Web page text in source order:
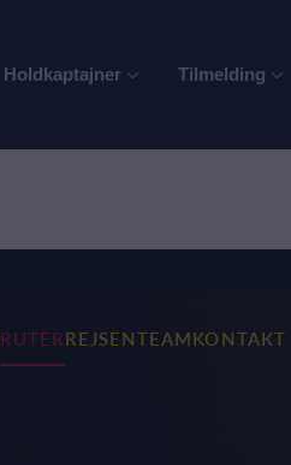
Holdkaptajner Tilmelding
RUTERREJSENTEAMKONTAKT